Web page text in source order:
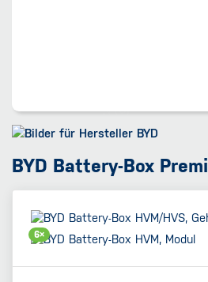
BYD Battery-Box
6×